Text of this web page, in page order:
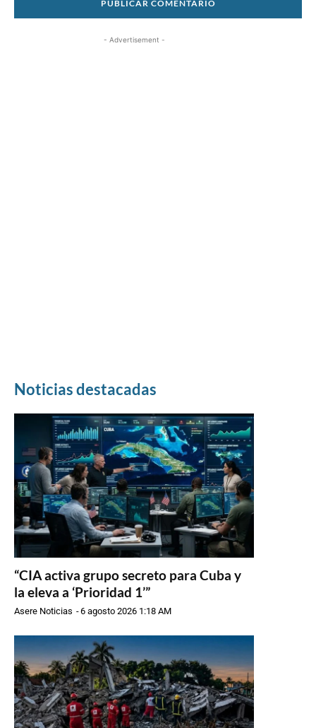
- Advertisement -
Noticias destacadas
“CIA activa grupo secreto para Cuba y
la eleva a ‘Prioridad 1’”
Asere Noticias -6 agosto 2026 1:18 AM